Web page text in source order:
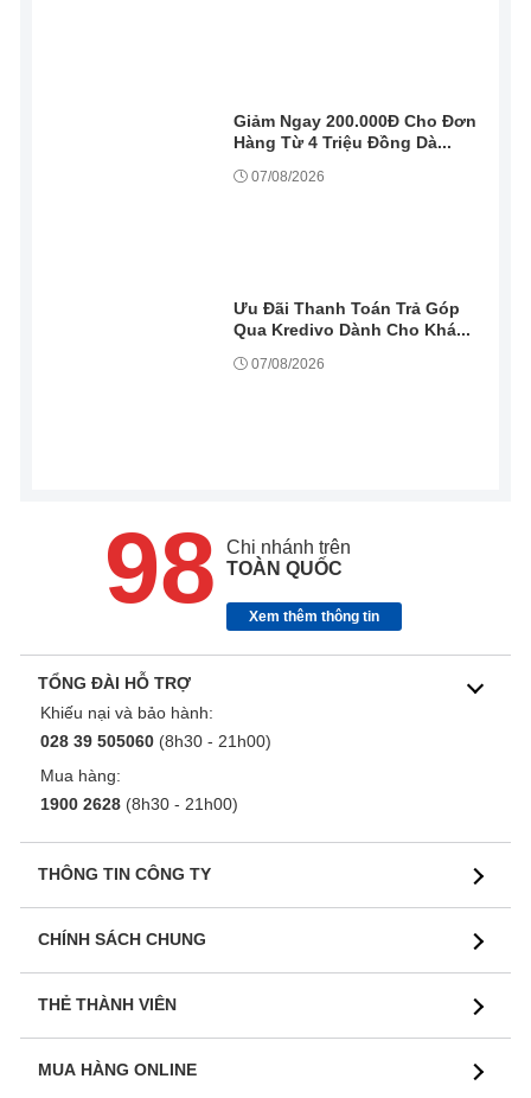
Giảm Ngay 200.000Đ Cho Đơn
Hàng Từ 4 Triệu Đồng Dà...
07/08/2026
Ưu Đãi Thanh Toán Trả Góp
Qua Kredivo Dành Cho Khá...
07/08/2026
98
Chi nhánh trên
TOÀN QUỐC
Xem thêm thông tin
TỔNG ĐÀI HỖ TRỢ
Khiếu nại và bảo hành:
028 39 505060 (8h30 - 21h00)
Mua hàng:
1900 2628 (8h30 - 21h00)
THÔNG TIN CÔNG TY
CHÍNH SÁCH CHUNG
THẺ THÀNH VIÊN
MUA HÀNG ONLINE